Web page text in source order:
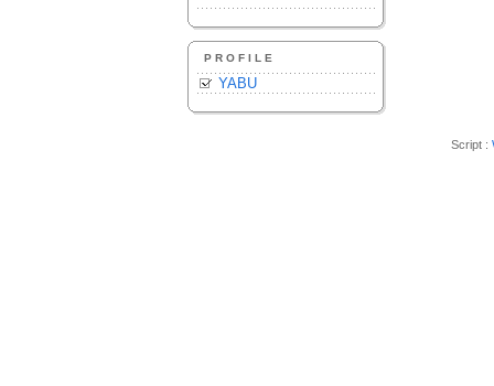
PROFILE
YABU
Script :